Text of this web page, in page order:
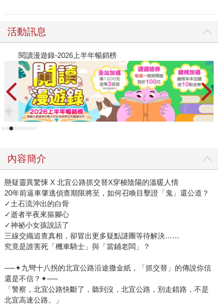
活動訊息
閱讀漫遊錄-2026上半年暢銷榜
內容簡介
懸疑靈異驚悚 X 北宜公路抓交替X穿梭陰陽的溫暖人情
20年前逼車肇逃偵查期限將至，如何召喚目擊證「鬼」還公道？
✓土石流沖出的白骨
✓逝者半夜來摳腳心
✓神祕小女孩說話了
三線交織追查真相，卻冒出更多疑點謎團等待解決……
究竟是誰害死「機車騎士」與「當鋪老闆」？
──✦九彎十八拐的北宜公路沿途撒金紙，「抓交替」的傳說你信
還是不信？✦──
「警察，北宜公路快斷了，聽到沒，北宜公路，別走錯路，不是
北宜高速公路。」